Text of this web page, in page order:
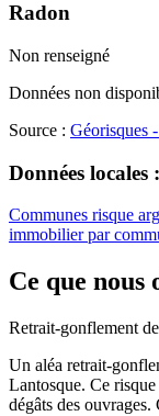
Radon
Non renseigné
Données non
Source : Géorisques
Données locales
Communes risque
immobilier par
Ce que nous
Retrait-gonflement
Un aléa retrait-
Lantosque. Ce
dégâts des